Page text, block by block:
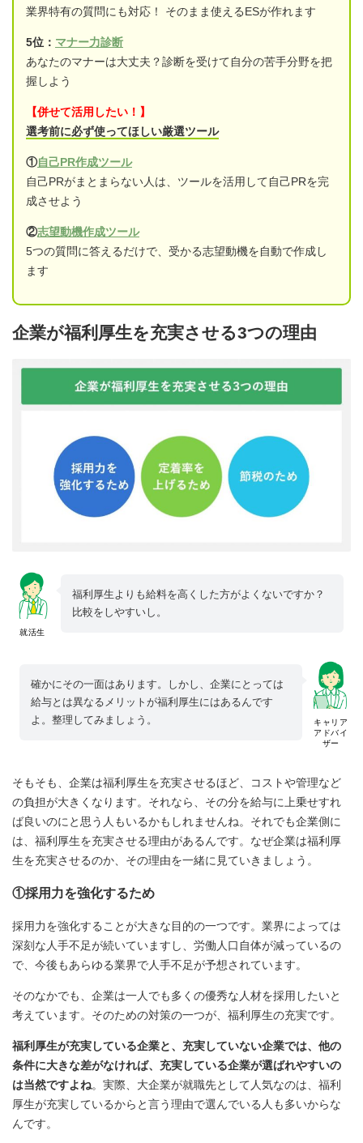
業界特有の質問にも対応！ そのまま使えるESが作れます
5位： マナー力診断
あなたのマナーは大丈夫？診断を受けて自分の苦手分野を把
握しよう
【併せて活用したい！】
選考前に必ず使ってほしい厳選ツール
①自己PR作成ツール
自己PRがまとまらない人は、ツールを活用して自己PRを完
成させよう
②志望動機作成ツール
5つの質問に答えるだけで、受かる志望動機を自動で作成し
ます
企業が福利厚生を充実させる3つの理由
就活生
福利厚生よりも給料を高くした方がよくないですか？
比較をしやすいし。
キャリア
アドバイ
ザー
確かにその一面はあります。しかし、企業にとっては
給与とは異なるメリットが福利厚生にはあるんです
よ。整理してみましょう。
そもそも、企業は福利厚生を充実させるほど、コストや管理など
の負担が大きくなります。それなら、その分を給与に上乗せすれ
ば良いのにと思う人もいるかもしれませんね。それでも企業側に
は、福利厚生を充実させる理由があるんです。なぜ企業は福利厚
生を充実させるのか、その理由を一緒に見ていきましょう。
①採用力を強化するため
採用力を強化することが大きな目的の一つです。業界によっては
深刻な人手不足が続いていますし、労働人口自体が減っているの
で、今後もあらゆる業界で人手不足が予想されています。
そのなかでも、企業は一人でも多くの優秀な人材を採用したいと
考えています。そのための対策の一つが、福利厚生の充実です。
福利厚生が充実している企業と、充実していない企業では、他の
条件に大きな差がなければ、充実している企業が選ばれやすいの
は当然ですよね。実際、大企業が就職先として人気なのは、福利
厚生が充実しているからと言う理由で選んでいる人も多いからな
んです。